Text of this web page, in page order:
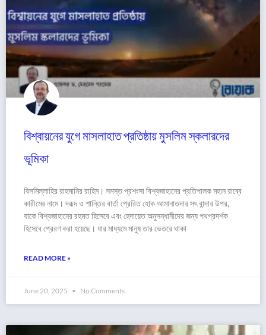
বিশ্বায়নের যুগে মাসলাহাত প্রতিষ্ঠায় মুসলিম স্কলারদের
ভূমিকা
বিসমিল্লাহির রাহমানির রাহিম। সমস্ত প্রশংসা বিশ্বজাহানের প্রতিপালক মহান রাব্বে
কারীমের নামে। দরূদ ও শান্তির বার্তা প্রেরিত হোক আমানাতদার সৎ বান্দার উপর,
যাকে বিশ্বজাহানের রহমত হিসেবে এবং হেদায়েত অনুসন্ধানীদের জন্য পথপ্রদর্শক
হিসেবে প্রেরণ করা হয়েছে। যার মাধ্যমে মানুষ তার ভেতরে থাকা
READ MORE »
June 20, 2025 No Comments